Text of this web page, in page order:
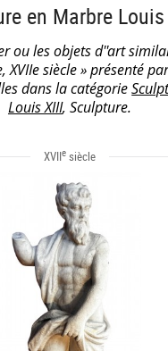
en Marbre Louis
ou les objets d''art
XVIIe siècle » présenté
dans la catégorie
Louis XIII, Sculpture.
XVIIesiècle